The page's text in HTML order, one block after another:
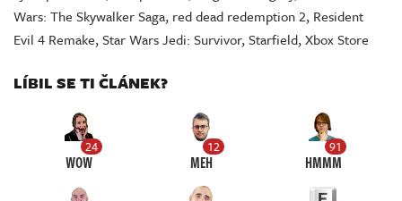
Wars: The Skywalker Saga, red dead redemption 2, Resident
Evil 4 Remake,Star Wars Jedi: Survivor,Starfield,Xbox Store
LÍBIL SE TI ČLÁNEK?
24
WOW
12
MEH
91
HMMM